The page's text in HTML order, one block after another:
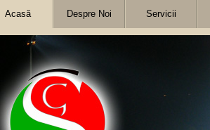
Acasă Despre Noi Servicii